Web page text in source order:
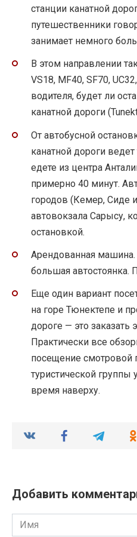
станции канатной
путешественники
занимает немного
В этом направлении
VS18, MF40, SF70,
водителя, будет ли
канатной дороги
От автобусной
канатной дороги
едете из центра
примерно 40 минут.
городов (Кемер, Сиде
автовокзала Сарысу,
остановкой.
Арендованная машина.
большая автостоянка.
Еще один вариант
на горе Тюнектепе и
дороге — это заказать
Практически все
посещение смотровой
туристической группы
время наверху.
Добавить
Имя
*